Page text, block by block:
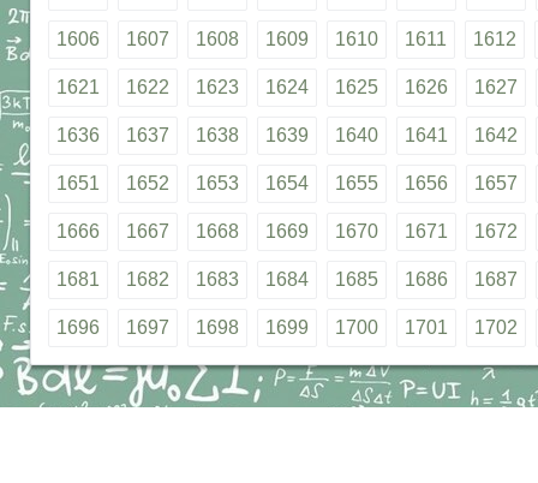
1606 1607 1608 1609 1610 1611 1612
1621 1622 1623 1624 1625 1626 1627
1636 1637 1638 1639 1640 1641 1642
1651 1652 1653 1654 1655 1656 1657
1666 1667 1668 1669 1670 1671 1672
1681 1682 1683 1684 1685 1686 1687
1696 1697 1698 1699 1700 1701 1702